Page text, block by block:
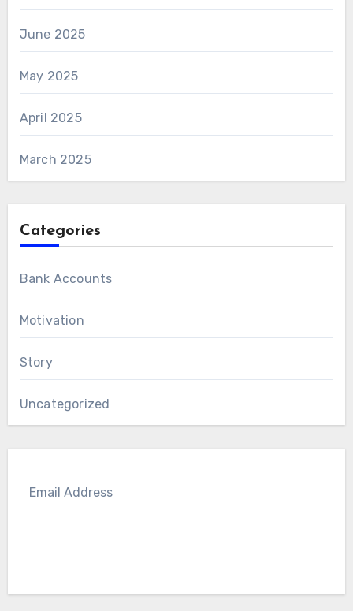
June 2025
May 2025
April 2025
March 2025
Categories
Bank Accounts
Motivation
Story
Uncategorized